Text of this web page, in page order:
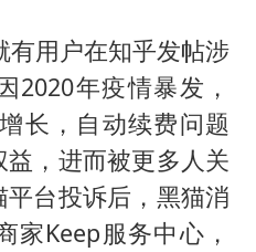
有用户在知乎发帖涉
2020年疫情暴发，
长，自动续费问题
，进而被更多人关
台投诉后，黑猫消
家Keep服务中心，